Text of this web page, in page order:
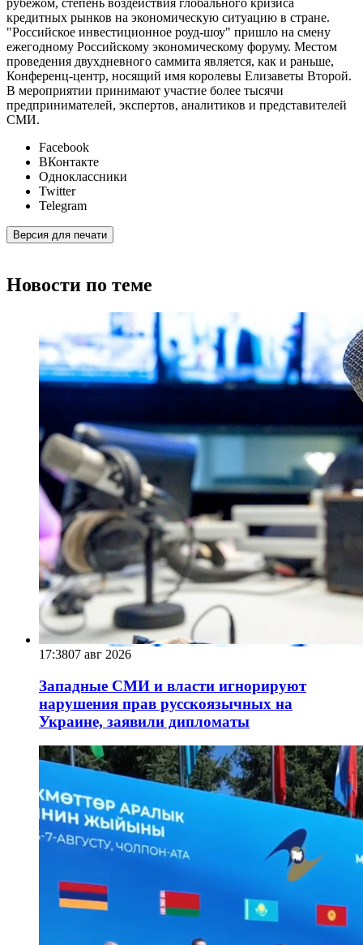
рубежом, степень воздействия глобального кризиса
кредитных рынков на экономическую ситуацию в стране.
"Российское инвестиционное роуд-шоу" пришло на смену
ежегодному Российскому экономическому форуму. Местом
проведения двухдневного саммита является, как и раньше,
Конференц-центр, носящий имя королевы Елизаветы Второй.
В мероприятии принимают участие более тысячи
предпринимателей, экспертов, аналитиков и представителей
СМИ.
Facebook
ВКонтакте
Одноклассники
Twitter
Telegram
Версия для печати
Новости по теме
17:3807 авг 2026
Западные СМИ и власти игнорируют
нарушения прав русскоязычных на
Украине, заявили дипломаты